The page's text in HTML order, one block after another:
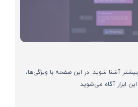
با هوش مصنوعی Collato بیشتر آشنا شوید. در این صفحه با ویژگی‌ها،
ابزار آگاه می‌شوید